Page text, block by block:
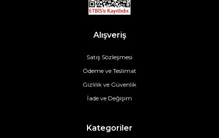
Alışveriş
Satış Sözleşmesi
Ödeme ve Teslimat
Gizlilik ve Güvenlik
İade ve Değişim
Kategoriler